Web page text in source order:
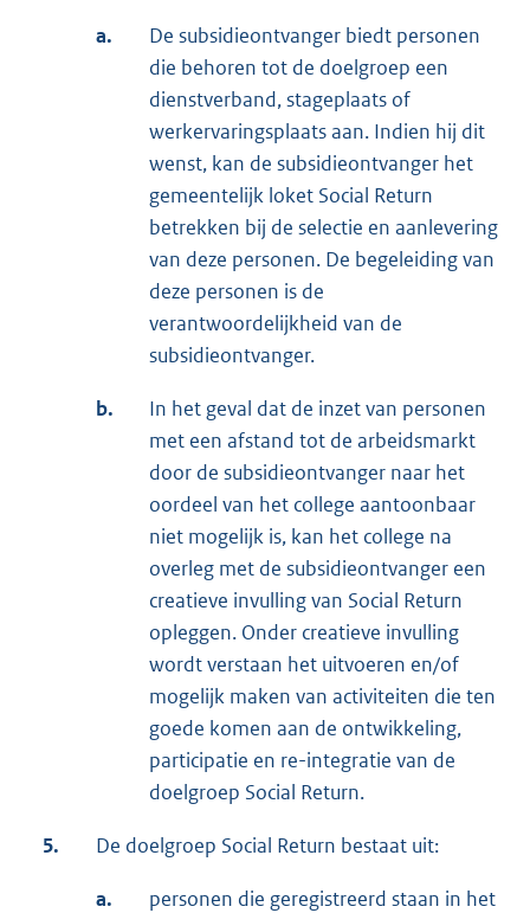
a.
De subsidieontvanger biedt personen
die behoren tot de doelgroep een
dienstverband, stageplaats of
werkervaringsplaats aan. Indien hij dit
wenst, kan de subsidieontvanger het
gemeentelijk loket Social Return
betrekken bij de selectie en aanlevering
van deze personen. De begeleiding van
deze personen is de
verantwoordelijkheid van de
subsidieontvanger.
b.
In het geval dat de inzet van personen
met een afstand tot de arbeidsmarkt
door de subsidieontvanger naar het
oordeel van het college aantoonbaar
niet mogelijk is, kan het college na
overleg met de subsidieontvanger een
creatieve invulling van Social Return
opleggen. Onder creatieve invulling
wordt verstaan het uitvoeren en/of
mogelijk maken van activiteiten die ten
goede komen aan de ontwikkeling,
participatie en re-integratie van de
doelgroep Social Return.
5. De doelgroep Social Return bestaat uit:
a.
personen die geregistreerd staan in het